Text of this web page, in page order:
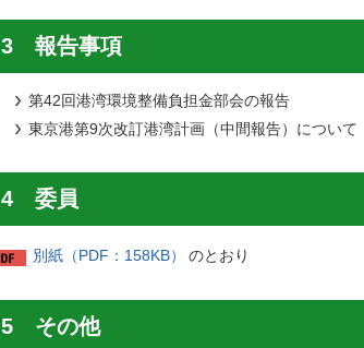
3 報告事項
第42回港湾環境整備負担金部会の報告
東京港第9次改訂港湾計画（中間報告）について
4 委員
別紙（PDF：158KB） のとおり
5 その他